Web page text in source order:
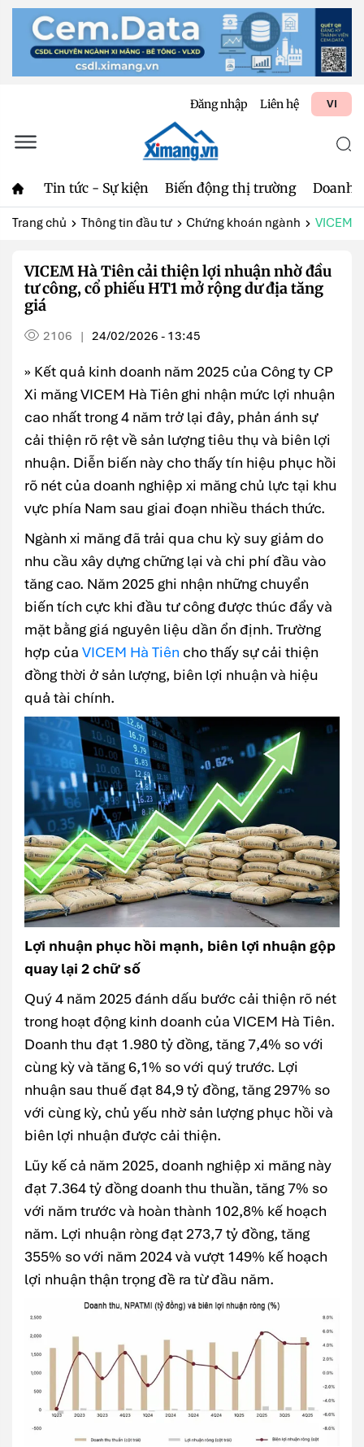
Đăng nhập Liên hệ VI
Tin tức - Sự kiện Biến động thị trường Doanh
Trang chủ Thông tin đầu tư Chứng khoán ngành VICEM
VICEM Hà Tiên cải thiện lợi nhuận nhờ đầu
tư công, cổ phiếu HT1 mở rộng dư địa tăng
giá
2106 | 24/02/2026 - 13:45
» Kết quả kinh doanh năm 2025 của Công ty CP
Xi măng VICEM Hà Tiên ghi nhận mức lợi nhuận
cao nhất trong 4 năm trở lại đây, phản ánh sự
cải thiện rõ rệt về sản lượng tiêu thụ và biên lợi
nhuận. Diễn biến này cho thấy tín hiệu phục hồi
rõ nét của doanh nghiệp xi măng chủ lực tại khu
vực phía Nam sau giai đoạn nhiều thách thức.
Ngành xi măng đã trải qua chu kỳ suy giảm do
nhu cầu xây dựng chững lại và chi phí đầu vào
tăng cao. Năm 2025 ghi nhận những chuyển
biến tích cực khi đầu tư công được thúc đẩy và
mặt bằng giá nguyên liệu dần ổn định. Trường
hợp của VICEM Hà Tiên cho thấy sự cải thiện
đồng thời ở sản lượng, biên lợi nhuận và hiệu
quả tài chính.
Lợi nhuận phục hồi mạnh, biên lợi nhuận gộp
quay lại 2 chữ số
Quý 4 năm 2025 đánh dấu bước cải thiện rõ nét
trong hoạt động kinh doanh của VICEM Hà Tiên.
Doanh thu đạt 1.980 tỷ đồng, tăng 7,4% so với
cùng kỳ và tăng 6,1% so với quý trước. Lợi
nhuận sau thuế đạt 84,9 tỷ đồng, tăng 297% so
với cùng kỳ, chủ yếu nhờ sản lượng phục hồi và
biên lợi nhuận được cải thiện.
Lũy kế cả năm 2025, doanh nghiệp xi măng này
đạt 7.364 tỷ đồng doanh thu thuần, tăng 7% so
với năm trước và hoàn thành 102,8% kế hoạch
năm. Lợi nhuận ròng đạt 273,7 tỷ đồng, tăng
355% so với năm 2024 và vượt 149% kế hoạch
lợi nhuận thận trọng đề ra từ đầu năm.